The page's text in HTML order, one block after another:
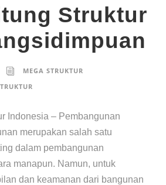
Struktur
MEGA STRUKTUR
Indonesia – Pembangunan
merupakan salah satu
dalam pembangunan
manapun. Namun, untuk
dan keamanan dari bangunan